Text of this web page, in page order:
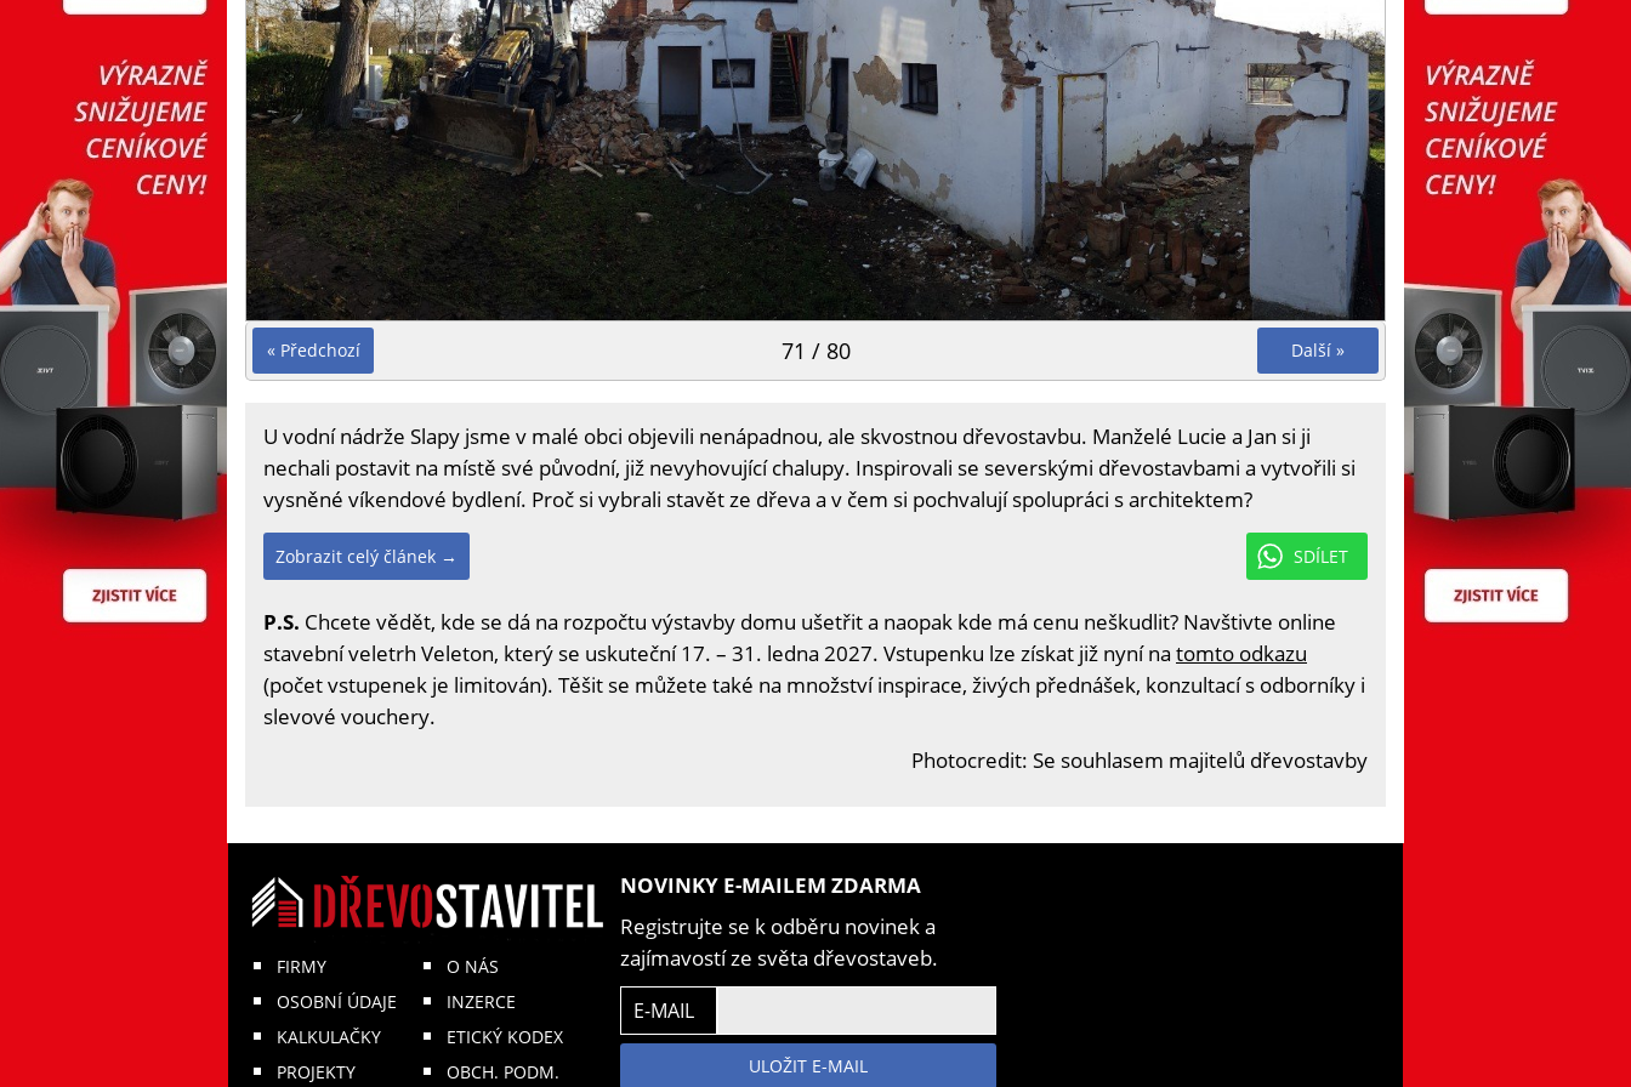
« Předchozí Další »
71 / 80
U vodní nádrže Slapy jsme v malé obci objevili nenápadnou, ale skvostnou dřevostavbu. Manželé Lucie a Jan si ji
nechali postavit na místě své původní, již nevyhovující chalupy. Inspirovali se severskými dřevostavbami a vytvořili si
vysněné víkendové bydlení. Proč si vybrali stavět ze dřeva a v čem si pochvalují spolupráci s architektem?
SDÍLET
Zobrazit celý článek →
P.S. Chcete vědět, kde se dá na rozpočtu výstavby domu ušetřit a naopak kde má cenu neškudlit? Navštivte online
stavební veletrh Veleton, který se uskuteční 17. – 31. ledna 2027. Vstupenku lze získat již nyní na tomto odkazu
(počet vstupenek je limitován). Těšit se můžete také na množství inspirace, živých přednášek, konzultací s odborníky i
slevové vouchery.
Photocredit: Se souhlasem majitelů dřevostavby
FIRMY
OSOBNÍ ÚDAJE
KALKULAČKY
PROJEKTY
O NÁS
INZERCE
ETICKÝ KODEX
OBCH. PODM.
NOVINKY E-MAILEM ZDARMA
Registrujte se k odběru novinek a
zajímavostí ze světa dřevostaveb.
E-MAIL
ULOŽIT E-MAIL